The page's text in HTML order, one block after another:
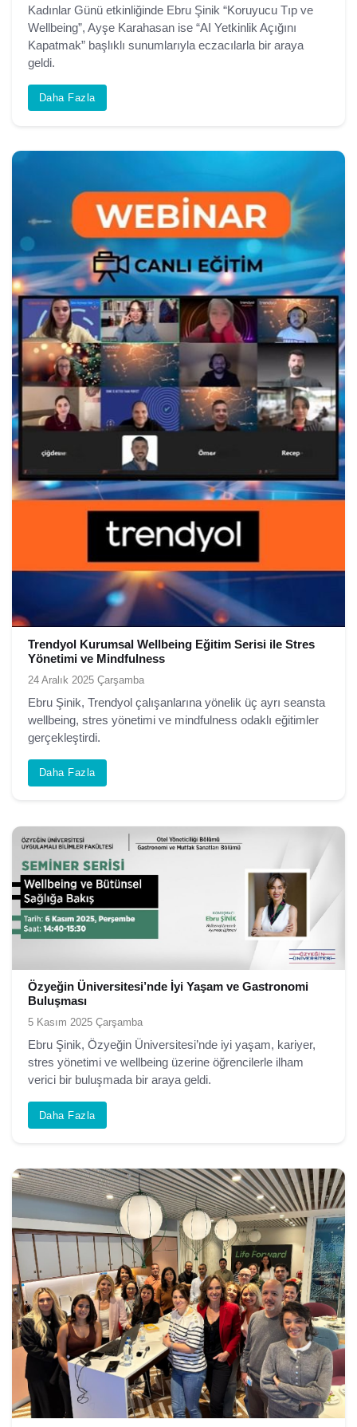
Kadınlar Günü etkinliğinde Ebru Şinik “Koruyucu Tıp ve
Wellbeing”, Ayşe Karahasan ise “AI Yetkinlik Açığını
Kapatmak” başlıklı sunumlarıyla eczacılarla bir araya
geldi.
Daha Fazla
Trendyol Kurumsal Wellbeing Eğitim Serisi ile Stres
Yönetimi ve Mindfulness
24 Aralık 2025 Çarşamba
Ebru Şinik, Trendyol çalışanlarına yönelik üç ayrı seansta
wellbeing, stres yönetimi ve mindfulness odaklı eğitimler
gerçekleştirdi.
Daha Fazla
Özyeğin Üniversitesi’nde İyi Yaşam ve Gastronomi
Buluşması
5 Kasım 2025 Çarşamba
Ebru Şinik, Özyeğin Üniversitesi’nde iyi yaşam, kariyer,
stres yönetimi ve wellbeing üzerine öğrencilerle ilham
verici bir buluşmada bir araya geldi.
Daha Fazla